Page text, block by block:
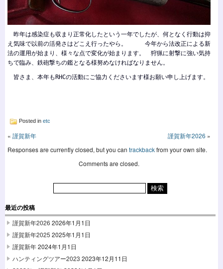
昨年は感染症も収まり正常化したという一年でしたが、何となく行動は抑
え気味で以前の活発さはどこえ行ったやら。 今年から法改正による新
法の運用が始まり、様々な点で変化が始まります。
狩猟に射撃に強い気持
ちで臨み、鉄砲撃ちの鑑となる様努めなければなりません。
皆さま、本年もRHCの活動にご協力くださいます様お願い申し上げます。
Posted in etc
« 謹賀新年 謹賀新年2026 »
Responses are currently closed, but you can trackbackfrom your own site.
Comments are closed.
最近の投稿
謹賀新年2026 2026年1月1日
謹賀新年2025 2025年1月1日
謹賀新年2024年1月1日
ハンティングツアー2023 2023年12月11日